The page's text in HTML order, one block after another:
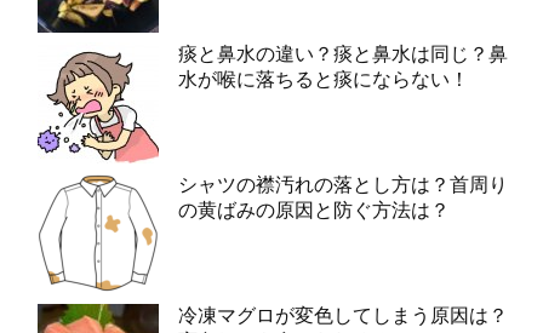
痰と鼻水の違い？痰と鼻水は同じ？鼻
水が喉に落ちると痰にならない！
シャツの襟汚れの落とし方は？首周り
の黄ばみの原因と防ぐ方法は？
冷凍マグロが変色してしまう原因は？